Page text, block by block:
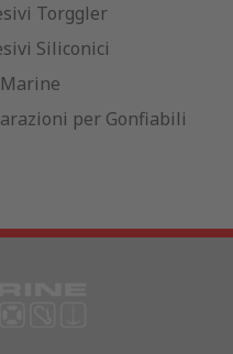
Torggler
Siliconici
per Gonfiabili